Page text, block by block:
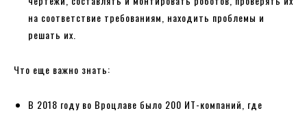
на соответствие требованиям, находить проблемы и
решать их.
Что еще важно знать:
В 2018 году во Вроцлаве было 200 ИТ-компаний, где